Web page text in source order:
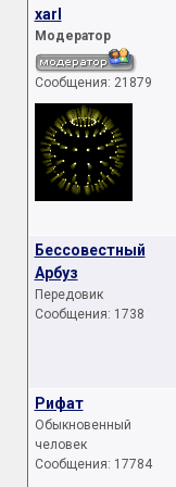
xarl
Модератор
Сообщения: 21879
Бессовестный
Арбуз
Передовик
Сообщения: 1738
Рифат
Обыкновенный
человек
Сообщения: 17784